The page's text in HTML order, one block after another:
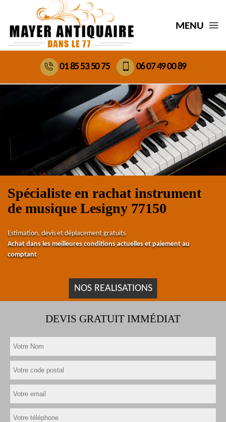
MENU
01 85 53 50 75 06 07 49 00 89
Spécialiste en rachat instrument
de musique Lesigny 77150
Estimation, devis et déplacement gratuits
Achat dans les meilleures conditions actuelles et paiement au
comptant
NOS REALISATIONS
DEVIS GRATUIT IMMÉDIAT